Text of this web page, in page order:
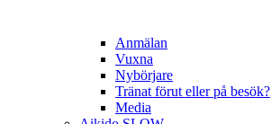
Anmälan
Vuxna
Nybörjare
Tränat förut eller på besök?
Media